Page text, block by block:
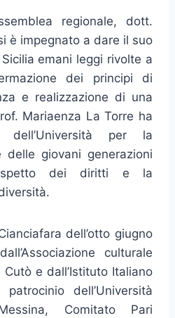
regionale, dott.
è impegnato a dare il suo
emani leggi rivolte a
dei principi di
e realizzazione di una
Mariaenza La Torre ha
dell’Università per la
delle giovani generazioni
dei diritti e la
dell’otto giugno
culturale
e dall’Istituto Italiano
dell’Università
Comitato Pari